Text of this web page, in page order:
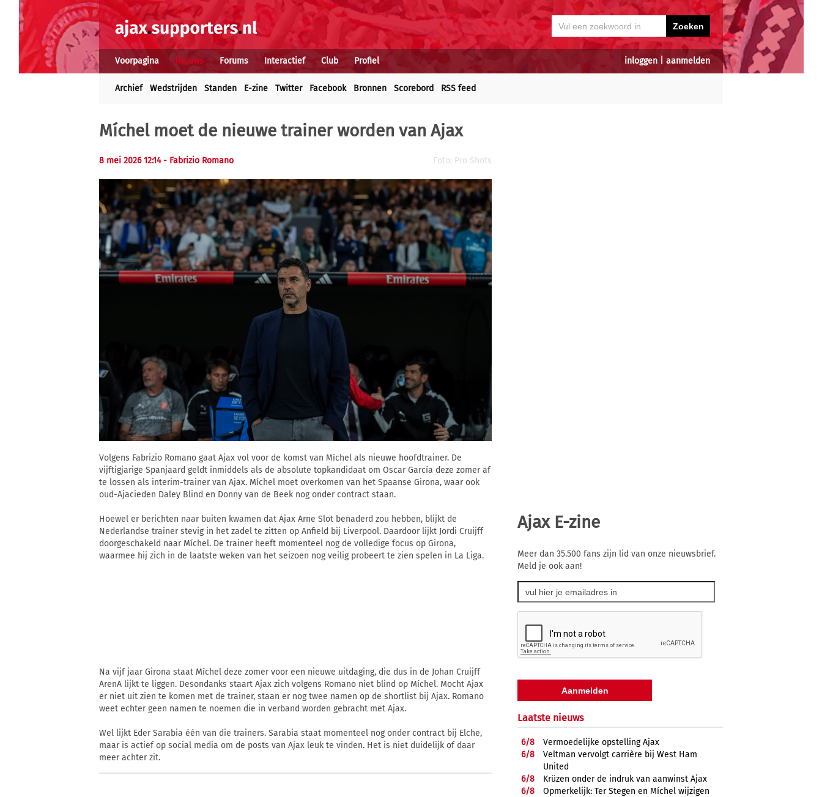
inloggen aanmelden
Voorpagina Nieuws Forums Interactief Club Profiel
Archief Wedstrijden Standen E-zine Twitter Facebook Bronnen Scorebord RSS feed
Míchel moet de nieuwe trainer worden van Ajax
8 mei 2026 12:14 - Fabrizio Romano Foto: Pro Shots
Volgens Fabrizio Romano gaat Ajax vol voor de komst van Míchel als nieuwe hoofdtrainer. De
vijftigjarige Spanjaard geldt inmiddels als de absolute topkandidaat om Oscar García deze zomer af
te lossen als interim-trainer van Ajax. Míchel moet overkomen van het Spaanse Girona, waar ook
oud-Ajacieden Daley Blind en Donny van de Beek nog onder contract staan.
Hoewel er berichten naar buiten kwamen dat Ajax Arne Slot benaderd zou hebben, blijkt de
Nederlandse trainer stevig in het zadel te zitten op Anfield bij Liverpool. Daardoor lijkt Jordi Cruijff
doorgeschakeld naar Míchel. De trainer heeft momenteel nog de volledige focus op Girona,
waarmee hij zich in de laatste weken van het seizoen nog veilig probeert te zien spelen in La Liga.
Na vijf jaar Girona staat Míchel deze zomer voor een nieuwe uitdaging, die dus in de Johan Cruijff
ArenA lijkt te liggen. Desondanks staart Ajax zich volgens Romano niet blind op Míchel. Mocht Ajax
er niet uit zien te komen met de trainer, staan er nog twee namen op de shortlist bij Ajax. Romano
weet echter geen namen te noemen die in verband worden gebracht met Ajax.
Wel lijkt Eder Sarabia één van die trainers. Sarabia staat momenteel nog onder contract bij Elche,
maar is actief op social media om de posts van Ajax leuk te vinden. Het is niet duidelijk of daar
meer achter zit.
Ajax E-zine
Meer dan 35.500 fans zijn lid van onze nieuwsbrief.
Meld je ook aan!
Laatste nieuws
6/8
Vermoedelijke opstelling Ajax
6/8
Veltman vervolgt carrière bij West Ham
United
6/8
Krüzen onder de indruk van aanwinst Ajax
6/8
Opmerkelijk: Ter Stegen en Míchel wijzigen